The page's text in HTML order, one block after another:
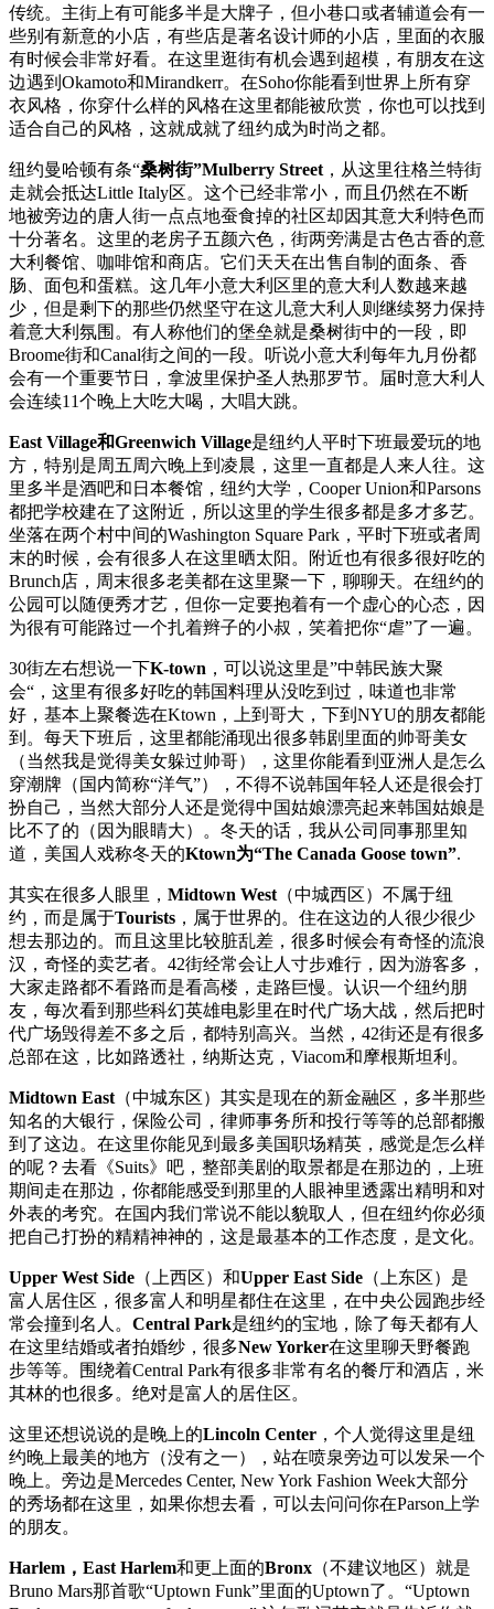
传统。主街上有可能多半是大牌子，但小巷口或者辅道会有一
些别有新意的小店，有些店是著名设计师的小店，里面的衣服
有时候会非常好看。在这里逛街有机会遇到超模，有朋友在这
边遇到Okamoto和Mirandkerr。在Soho你能看到世界上所有穿
衣风格，你穿什么样的风格在这里都能被欣赏，你也可以找到
适合自己的风格，这就成就了纽约成为时尚之都。
纽约曼哈顿有条“桑树街”Mulberry Street ，从这里往格兰特街
走就会抵达Little Italy区。这个已经非常小，而且仍然在不断
地被旁边的唐人街一点点地蚕食掉的社区却因其意大利特色而
十分著名。这里的老房子五颜六色，街两旁满是古色古香的意
大利餐馆、咖啡馆和商店。它们天天在出售自制的面条、香
肠、面包和蛋糕。这几年小意大利区里的意大利人数越来越
少，但是剩下的那些仍然坚守在这儿意大利人则继续努力保持
着意大利氛围。有人称他们的堡垒就是桑树街中的一段，即
Broome街和Canal街之间的一段。听说小意大利每年九月份都
会有一个重要节日，拿波里保护圣人热那罗节。届时意大利人
会连续11个晚上大吃大喝，大唱大跳。
East Village和Greenwich Village是纽约人平时下班最爱玩的地
方，特别是周五周六晚上到凌晨，这里一直都是人来人往。这
里多半是酒吧和日本餐馆，纽约大学，Cooper Union和Parsons
都把学校建在了这附近，所以这里的学生很多都是多才多艺。
坐落在两个村中间的Washington Square Park，平时下班或者周
末的时候，会有很多人在这里晒太阳。附近也有很多很好吃的
Brunch店，周末很多老美都在这里聚一下，聊聊天。在纽约的
公园可以随便秀才艺，但你一定要抱着有一个虚心的心态，因
为很有可能路过一个扎着辫子的小叔，笑着把你“虐”了一遍。
30街左右想说一下K-town ，可以说这里是”中韩民族大聚
会“，这里有很多好吃的韩国料理从没吃到过，味道也非常
好，基本上聚餐选在Ktown，上到哥大，下到NYU的朋友都能
到。每天下班后，这里都能涌现出很多韩剧里面的帅哥美女
（当然我是觉得美女躲过帅哥），这里你能看到亚洲人是怎么
穿潮牌（国内简称“洋气”），不得不说韩国年轻人还是很会打
扮自己，当然大部分人还是觉得中国姑娘漂亮起来韩国姑娘是
比不了的（因为眼睛大）。冬天的话，我从公司同事那里知
道，美国人戏称冬天的Ktown为“The Canada Goose town”.
其实在很多人眼里， Midtown West （中城西区）不属于纽
约，而是属于Tourists ，属于世界的。住在这边的人很少很少
想去那边的。而且这里比较脏乱差，很多时候会有奇怪的流浪
汉，奇怪的卖艺者。42街经常会让人寸步难行，因为游客多，
大家走路都不看路而是看高楼，走路巨慢。认识一个纽约朋
友，每次看到那些科幻英雄电影里在时代广场大战，然后把时
代广场毁得差不多之后，都特别高兴。当然，42街还是有很多
总部在这，比如路透社，纳斯达克，Viacom和摩根斯坦利。
Midtown East （中城东区）其实是现在的新金融区，多半那些
知名的大银行，保险公司，律师事务所和投行等等的总部都搬
到了这边。在这里你能见到最多美国职场精英，感觉是怎么样
的呢？去看《Suits》吧，整部美剧的取景都是在那边的，上班
期间走在那边，你都能感受到那里的人眼神里透露出精明和对
外表的考究。在国内我们常说不能以貌取人，但在纽约你必须
把自己打扮的精精神神的，这是最基本的工作态度，是文化。
Upper West Side （上西区）和Upper East Side （上东区）是
富人居住区，很多富人和明星都住在这里，在中央公园跑步经
常会撞到名人。 Central Park是纽约的宝地，除了每天都有人
在这里结婚或者拍婚纱，很多New Yorker在这里聊天野餐跑
步等等。围绕着Central Park有很多非常有名的餐厅和酒店，米
其林的也很多。绝对是富人的居住区。
这里还想说说的是晚上的Lincoln Center ，个人觉得这里是纽
约晚上最美的地方（没有之一），站在喷泉旁边可以发呆一个
晚上。旁边是Mercedes Center, New York Fashion Week大部分
的秀场都在这里，如果你想去看，可以去问问你在Parson上学
的朋友。
Harlem，East Harlem和更上面的Bronx （不建议地区）就是
Bruno Mars那首歌“Uptown Funk”里面的Uptown了。“Uptown